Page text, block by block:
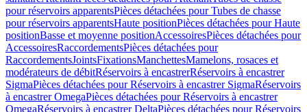
pour réservoirs apparentsPièces détachées pour Tubes de chasse
pour réservoirs apparentsHaute positionPièces détachées pour Haute
positionBasse et moyenne positionAccessoiresPièces détachées pour
AccessoiresRaccordementsPièces détachées pour
RaccordementsJointsFixationsManchettesMamelons, rosaces et
modérateurs de débitRéservoirs à encastrerRéservoirs à encastrer
SigmaPièces détachées pour Réservoirs à encastrer SigmaRéservoirs
à encastrer OmegaPièces détachées pour Réservoirs à encastrer
OmegaRéservoirs à encastrer DeltaPièces détachées pour Réservoirs